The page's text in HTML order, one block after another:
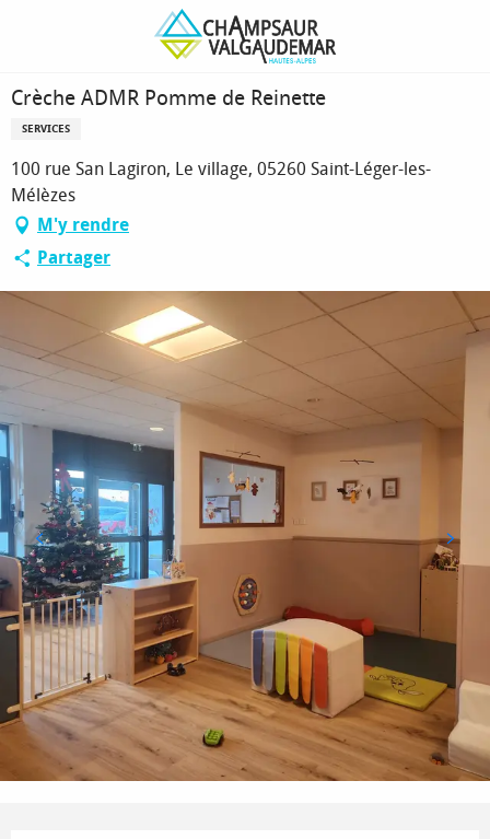
principal
Crèche ADMR Pomme de Reinette
Crèche ADMR Pomme de Reinette
SERVICES
100 rue San Lagiron, Le village, 05260 Saint-Léger-les-
Mélèzes
M'y rendre
Partager